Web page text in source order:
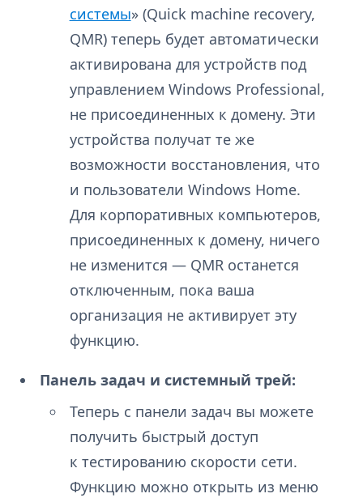
системы» (Quick machine recovery,
QMR) теперь будет автоматически
активирована для устройств под
управлением Windows Professional,
не присоединенных к домену. Эти
устройства получат те же
возможности восстановления, что
и пользователи Windows Home.
Для корпоративных компьютеров,
присоединенных к домену, ничего
не изменится — QMR останется
отключенным, пока ваша
организация не активирует эту
функцию.
Панель задач и системный трей:
Теперь с панели задач вы можете
получить быстрый доступ
к тестированию скорости сети.
Функцию можно открыть из меню